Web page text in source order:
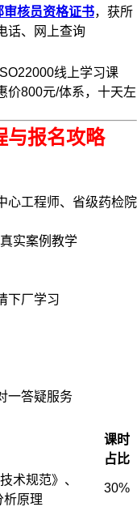
审核员资格证书，获所
话、网上查询
线上学习课
价800元/体系，十天左
与报名攻略
心工程师、省级药检院
实案例教学
下厂学习
一答疑服务
课时
占比
术规范》、
析原理
30%